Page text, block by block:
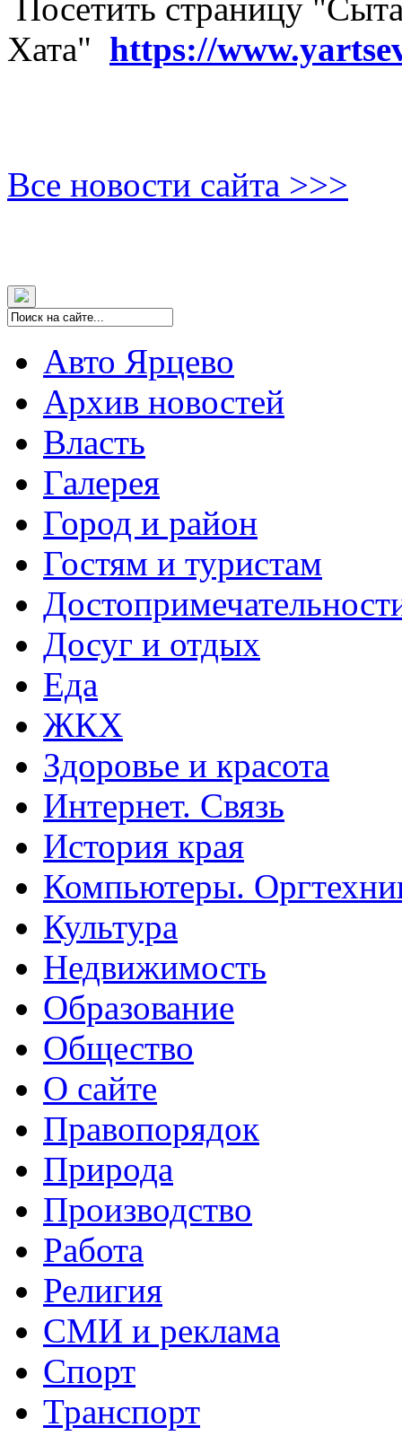
Посетить страницу
Хата" https://
Все новости сайта >>>
Авто Ярцево
Архив новостей
Власть
Галерея
Город и район
Гостям и туристам
Досуг и отдых
Еда
ЖКХ
Здоровье и красота
Интернет. Связь
История края
Компьютеры.
Культура
Недвижимость
Образование
Общество
О сайте
Правопорядок
Природа
Производство
Работа
Религия
СМИ и реклама
Спорт
Транспорт